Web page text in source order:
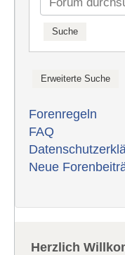
Forenregeln
FAQ
Neue
Herzlich